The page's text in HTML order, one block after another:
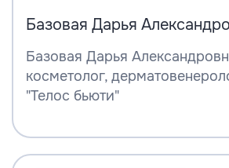
Базовая Дарья
Базовая Дарья
косметолог,
"Телос бьюти"